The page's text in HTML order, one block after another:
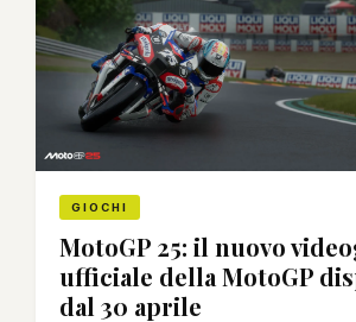
GIOCHI
MotoGP 25: il nuovo
ufficiale della MotoGP
dal 30 aprile